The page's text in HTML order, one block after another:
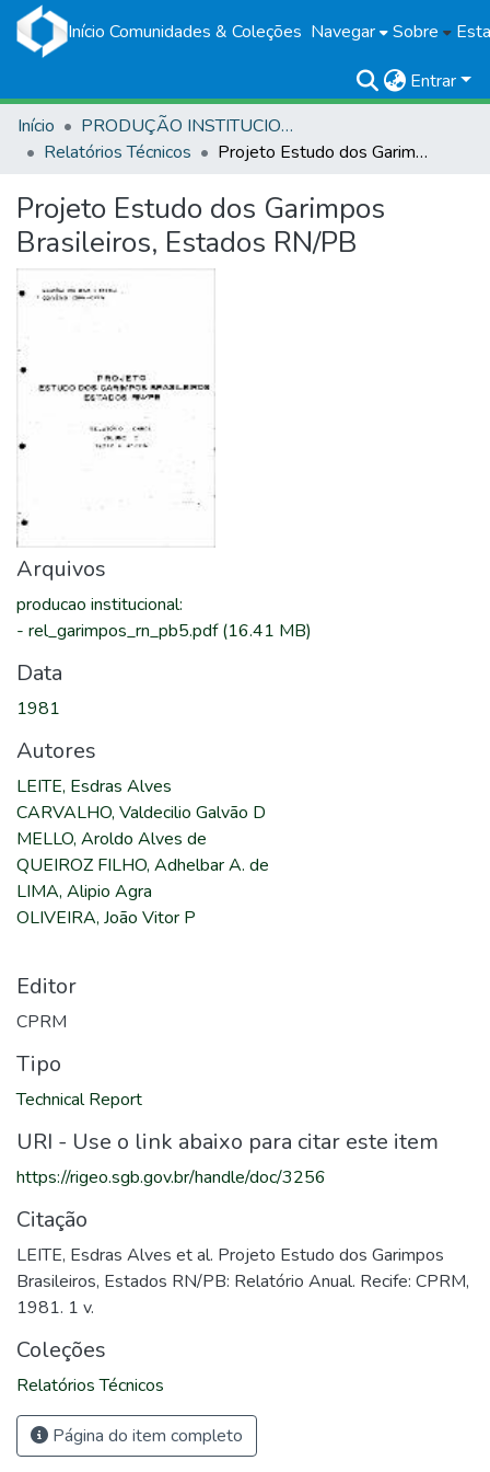
Início Comunidades & Coleções Navegar Sobre
Entrar
Início
PRODUÇÃO INSTITUCIONAL
Relatórios Técnicos
Projeto Estudo dos Garimpos Brasileiros, Estados RN/PB
Projeto Estudo dos Garimpos
Brasileiros, Estados RN/PB
Arquivos
producao institucional:
- rel_garimpos_rn_pb5.pdf(16.41 MB)
Data
1981
Autores
LEITE, Esdras Alves
CARVALHO, Valdecilio Galvão D
MELLO, Aroldo Alves de
QUEIROZ FILHO, Adhelbar A. de
LIMA, Alipio Agra
OLIVEIRA, João Vitor P
Editor
CPRM
Tipo
Technical Report
URI - Use o link abaixo para citar este item
https://rigeo.sgb.gov.br/handle/doc/3256
Citação
LEITE, Esdras Alves et al. Projeto Estudo dos Garimpos
Brasileiros, Estados RN/PB: Relatório Anual. Recife: CPRM,
1981. 1 v.
Coleções
Relatórios Técnicos
Página do item completo